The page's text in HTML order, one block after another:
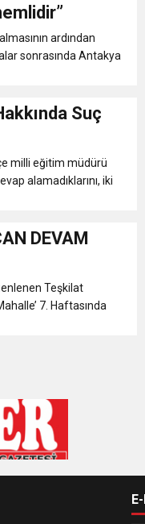
ardından
sonrasında Antakya
Suç
milli eğitim müdürü
alamadıklarını, iki
DEVAM
Teşkilat
7. Haftasında